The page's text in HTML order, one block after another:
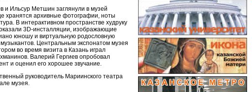
и Ильсур Метшин заглянули в музей
хранятся архивные фотографии, ноты
В интерактивном пространстве худруку
3D-инсталляции, изображающие
юношу и виртуальную родословную
Центральным экспонатом музея
во время визита в Казань играл
Валерий Гергиев опробовал
и оценил его хорошее звучание.
руководитель Мариинского театра
музея.